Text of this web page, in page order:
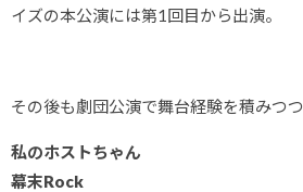
イズの本公演には第1回目から出演。
その後も劇団公演で舞台経験を積みつつ
私のホストちゃん
幕末Rock